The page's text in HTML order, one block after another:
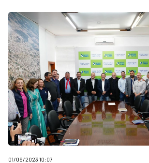
01/09/2023 10:07